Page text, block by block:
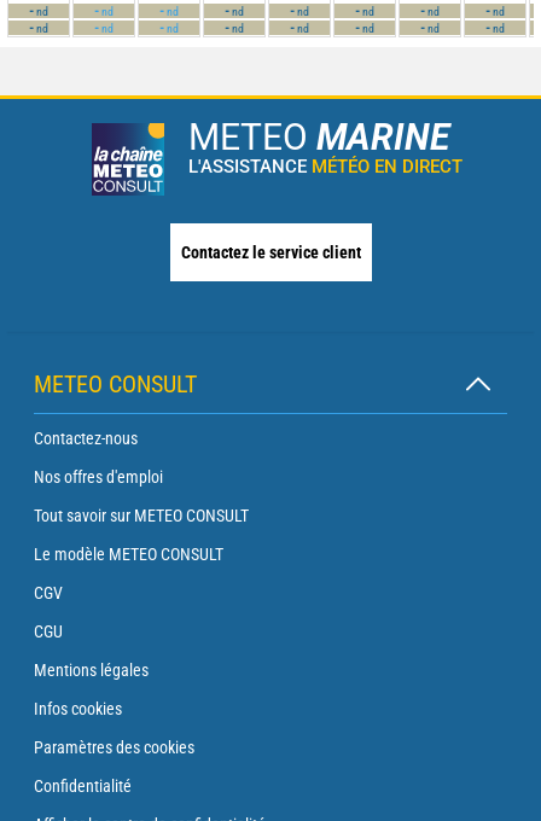
-nd
-nd
-nd
-nd
-nd
-nd
-nd
-nd
-nd
-nd
-nd
-nd
-nd
-nd
-nd
-nd
METEO MARINE
L'ASSISTANCE MÉTÉO EN DIRECT
Contactez le service client
METEO CONSULT
Contactez-nous
Nos offres d'emploi
Tout savoir sur METEO CONSULT
Le modèle METEO CONSULT
CGV
CGU
Mentions légales
Infos cookies
Paramètres des cookies
Confidentialité